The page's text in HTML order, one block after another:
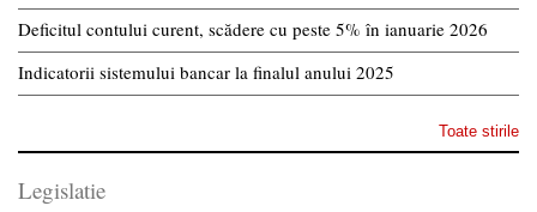
Deficitul contului curent, scădere cu peste 5% în ianuarie 2026
Indicatorii sistemului bancar la finalul anului 2025
Toate stirile
Legislatie